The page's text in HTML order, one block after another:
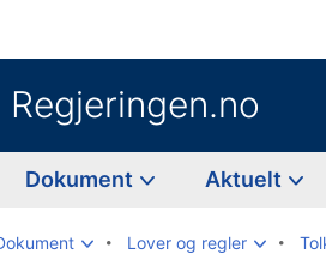
Regjeringen.no
Dokument Aktuelt
Lover og regler